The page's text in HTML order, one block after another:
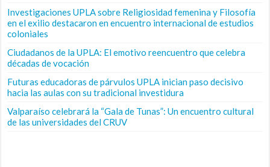
Investigaciones UPLA sobre Religiosidad femenina y Filosofía
en el exilio destacaron en encuentro internacional de estudios
coloniales
Ciudadanos de la UPLA: El emotivo reencuentro que celebra
décadas de vocación
Futuras educadoras de párvulos UPLA inician paso decisivo
hacia las aulas con su tradicional investidura
Valparaíso celebrará la “Gala de Tunas”: Un encuentro cultural
de las universidades del CRUV